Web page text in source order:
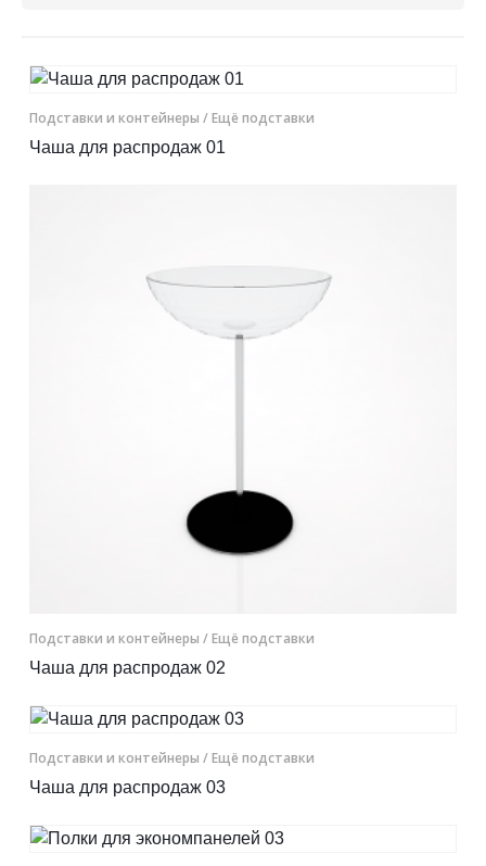
Отправить заявку
8 (800) 333-72-11
Подставки и контейнеры / Ещё подставки
Чаша для распродаж 01
Подставки и контейнеры / Ещё подставки
Чаша для распродаж 02
Подставки и контейнеры / Ещё подставки
Чаша для распродаж 03